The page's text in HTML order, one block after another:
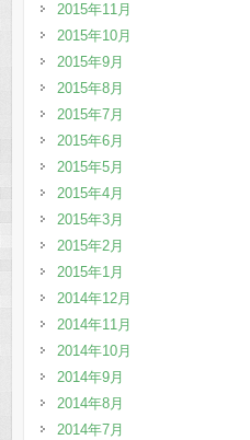
2015年11月
2015年10月
2015年9月
2015年8月
2015年7月
2015年6月
2015年5月
2015年4月
2015年3月
2015年2月
2015年1月
2014年12月
2014年11月
2014年10月
2014年9月
2014年8月
2014年7月